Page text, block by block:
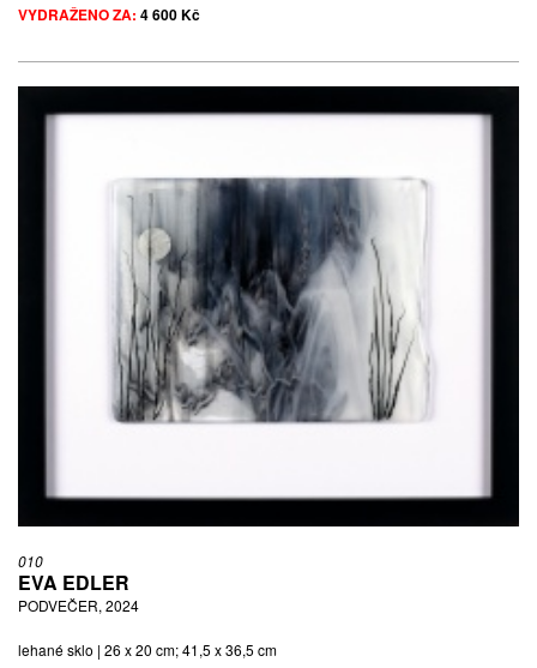
VYDRAŽENO ZA: 4 600 Kč
010
EVA EDLER
PODVEČER, 2024
lehané sklo | 26 x 20 cm; 41,5 x 36,5 cm